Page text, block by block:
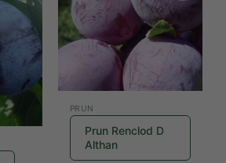
Add to
wishlist
Add to
wishlist
PRUN
Prun Renclod D
Althan